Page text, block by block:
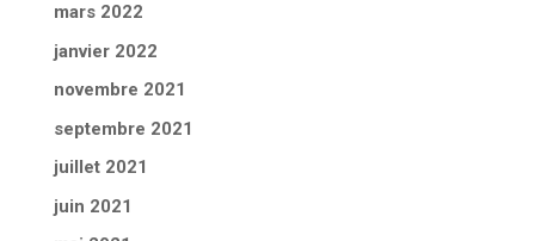
mars 2022
janvier 2022
novembre 2021
septembre 2021
juillet 2021
juin 2021